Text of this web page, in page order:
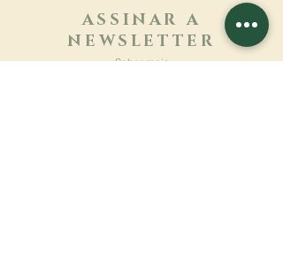
ASSINAR A
NEWSLETTER
Saber mais